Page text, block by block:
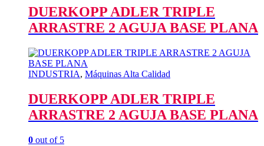
DUERKOPP ADLER TRIPLE
ARRASTRE 2 AGUJA BASE PLANA
INDUSTRIA, Máquinas Alta Calidad
DUERKOPP ADLER TRIPLE
ARRASTRE 2 AGUJA BASE PLANA
0 out of 5